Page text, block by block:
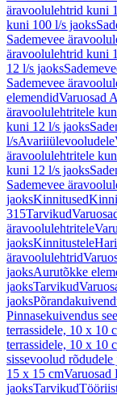
äravoolulehtrid kuni
kuni 100 l/s jaoks
Sademevee
äravoolulehtrid kuni
12 l/s jaoks
Sademevee
elemendidVaruosad
äravoolulehtritele
kuni 12 l/s jaoks
l/sAvariiülevooludele
äravoolulehtritele
kuni 12 l/s jaoks
Sademevee
jaoksKinnitused
315Tarvikud
äravoolulehtritele
jaoksKinnitustele
äravoolulehtrid
jaoksAurutõkke
jaoksTarvikud
jaoks
Pinnasekuivendus
terrassidele, 10 x 10
terrassidele, 10 x 10
sissevoolud
15 x 15 cmVaruosad
jaoksTarvikud